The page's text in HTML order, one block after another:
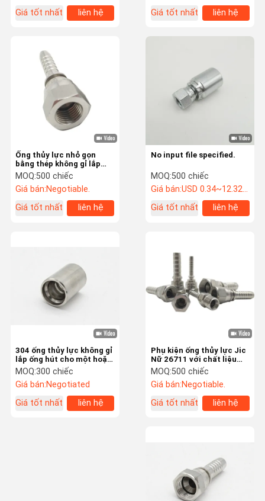
Các Sản
Về Chúng Tôi
Tham Quan
Kiểm Soát
Tin Tức
Vòi nước cao su
Vòi khí Lpg
Vòi phân phối nhiên liệu
Vòi nhiên liệu cao su
ống thủy lực cao áp
Giá tốt nhất
liên hệ
Giá tốt nhất
liên hệ
No input file specified.
MOQ:500 chiếc
Giá bán:USD 0.34~12.32 pcs
Giá tốt nhất
liên hệ
Ống thủy lực nhỏ gọn
bằng thép không gỉ lắp
22611 với chủ đề nữ BSP
MOQ:500 chiếc
Giá bán:Negotiable.
Giá tốt nhất
liên hệ
Phụ kiện ống thủy lực Jic
Nữ 26711 với chất liệu
thép không gỉ
MOQ:500 chiếc
Giá bán:Negotiable.
Giá tốt nhất
liên hệ
304 ống thủy lực không gỉ
lắp ống hút cho một hoặc
hai dây bện
MOQ:300 chiếc
Giá bán:Negotiated
Giá tốt nhất
liên hệ